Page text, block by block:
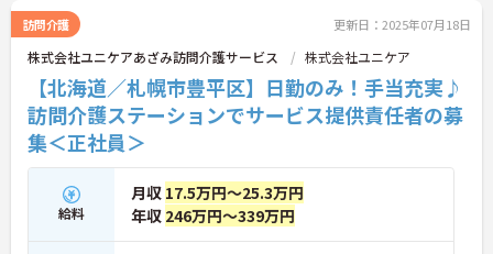
訪問介護 更新日：2025年07月18日
株式会社ユニケアあざみ訪問介護サービス 株式会社ユニケア
【北海道／札幌市豊平区】日勤のみ！手当充実♪
訪問介護ステーションでサービス提供責任者の募
集＜正社員＞
給料
月収 17.5万円～25.3万円
年収 246万円～339万円